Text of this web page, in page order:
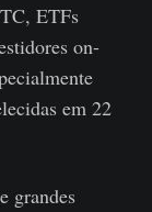
ETFs
on-
em 22
grandes